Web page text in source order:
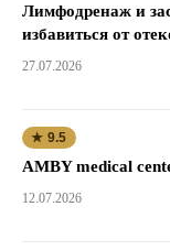
Лимфодренаж и
избавиться от
27.07.2026
★ 9.5
AMBY medical
12.07.2026